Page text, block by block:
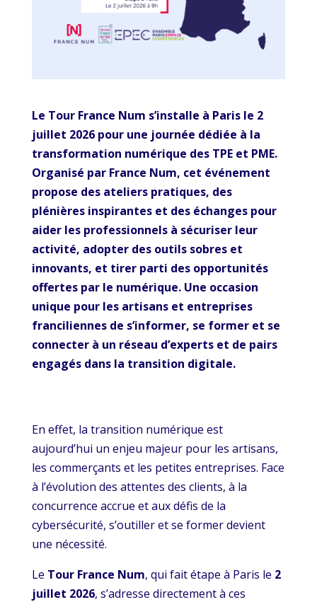
Le Tour France Num s’installe à Paris le 2
juillet 2026 pour une journée dédiée à la
transformation numérique des TPE et PME.
Organisé par France Num, cet événement
propose des ateliers pratiques, des
plénières inspirantes et des échanges pour
aider les professionnels à sécuriser leur
activité, adopter des outils sobres et
innovants, et tirer parti des opportunités
offertes par le numérique. Une occasion
unique pour les artisans et entreprises
franciliennes de s’informer, se former et se
connecter à un réseau d’experts et de pairs
engagés dans la transition digitale.
En effet, la transition numérique est
aujourd’hui un enjeu majeur pour les artisans,
les commerçants et les petites entreprises. Face
à l’évolution des attentes des clients, à la
concurrence accrue et aux défis de la
cybersécurité, s’outiller et se former devient
une nécessité.
Le Tour France Num, qui fait étape à Paris le 2
juillet 2026, s’adresse directement à ces